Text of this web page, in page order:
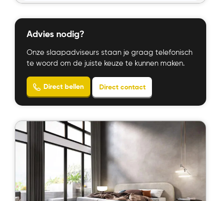
Advies nodig?
Onze slaapadviseurs staan je graag telefonisch
te woord om de juiste keuze te kunnen maken.